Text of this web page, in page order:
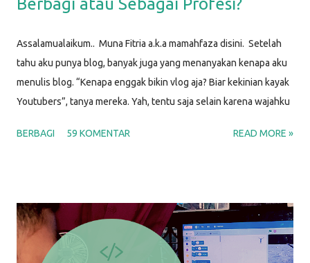
Berbagi atau Sebagai Profesi?
Assalamualaikum.. Muna Fitria a.k.a mamahfaza disini. Setelah
tahu aku punya blog, banyak juga yang menanyakan kenapa aku
menulis blog. “Kenapa enggak bikin vlog aja? Biar kekinian kayak
Youtubers”, tanya mereka. Yah, tentu saja selain karena wajahku
menulis blog. ALASAN MENULIS DI BLOG PERTAMA KALI
banyak pertanyaan di sekitarku, aku berasumsi bahwa diluar sana
juga ada banyak orang yang bertanya-tanya soal ini. Bukankah
sebagian besar dari kita dikit-dikit tanya Mbah Google. Ya kan?!
BERBAGI 59 KOMENTAR READ MORE »